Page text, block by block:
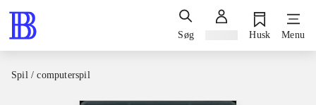
Søg Husk Menu
Spil / computerspil